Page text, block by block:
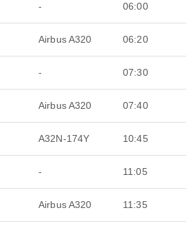
- 06:00
Airbus A320 06:20
- 07:30
Airbus A320 07:40
A32N-174Y 10:45
- 11:05
Airbus A320 11:35